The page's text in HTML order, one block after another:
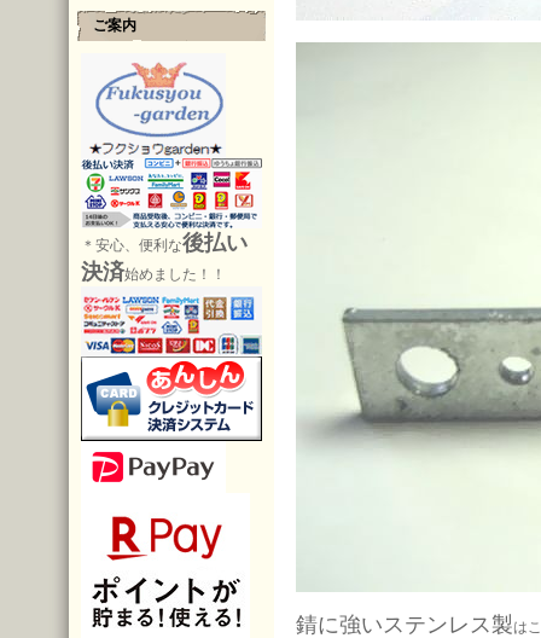
ご案内
＊安心、便利な後払い
決済始めました！！
錆に強いステンレス製は